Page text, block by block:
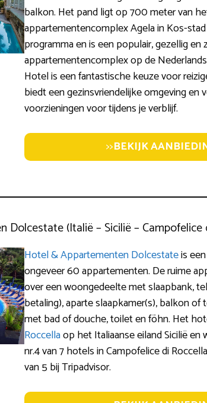
balkon. Het pand ligt op 700 meter van
appartementencomplex Agela in Kos-
programma en is een populair, gezellig en
appartementencomplex op de
Hotel is een fantastische keuze voor
biedt een gezinsvriendelijke omgeving en
voorzieningen voor tijdens je verblijf.
>>BEKIJK
Dolcestate (Italië – Sicilië – Campofelice
Hotel & Appartementen Dolcestateis
ongeveer 60 appartementen. De ruime
over een woongedeelte met slaapbank,
betaling), aparte slaapkamer(s), balkon of
met bad of douche, toilet en föhn. Het
Roccellaop het Italiaanse eiland Sicilië en
nr.4 van 7 hotels in Campofelice di
van 5 bij Tripadvisor.